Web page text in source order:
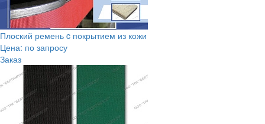
Плоский ремень c покрытием из кожи
Цена: по запросу
Заказ